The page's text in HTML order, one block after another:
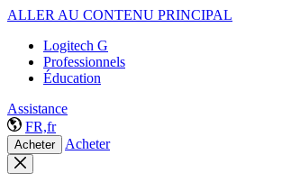
ALLER AU CONTENU PRINCIPAL
Logitech G
Professionnels
Éducation
Assistance
FR,fr
Acheter Acheter